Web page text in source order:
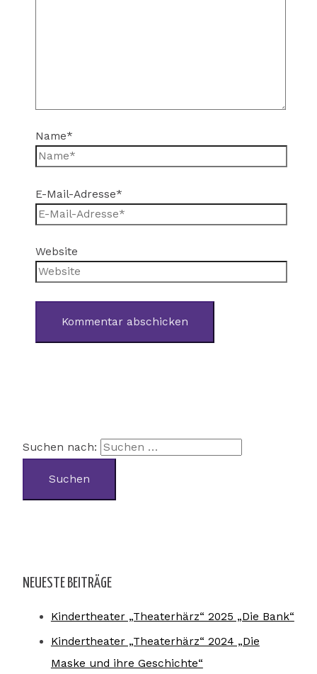
Name*
E-Mail-Adresse*
Website
Suchen nach:
NEUESTE BEITRÄGE
Kindertheater „Theaterhärz“ 2025 „Die Bank“
Kindertheater „Theaterhärz“ 2024 „Die
Maske und ihre Geschichte“